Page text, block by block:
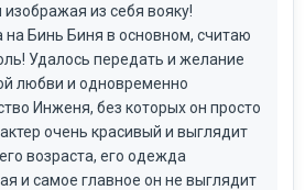
из себя вояку!
Бинь Биня в основном, считаю
Удалось передать и желание
любви и одновременно
Инженя, без которых он просто
очень красивый и выглядит
возраста, его одежда
и самое главное он не выглядит